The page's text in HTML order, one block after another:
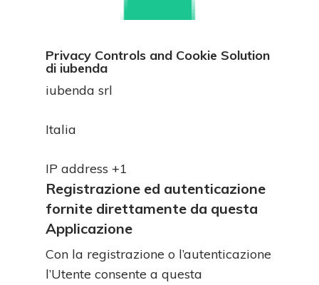
Privacy Controls and Cookie Solution
di iubenda
Azienda:
iubenda srl
Luogo
trattamento:
Italia
Dati
Personali
trattati:
IP address +1
Registrazione ed autenticazione
fornite direttamente da questa
Applicazione
Con la registrazione o l’autenticazione
l’Utente consente a questa